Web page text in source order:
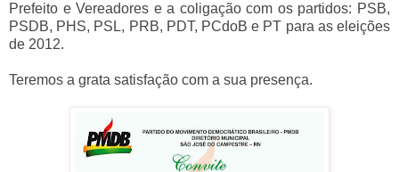
Prefeito e Vereadores e a coligação com os partidos: PSB,
PSDB, PHS, PSL, PRB, PDT, PCdoB e PT para as eleições
de 2012.
Teremos a grata satisfação com a sua presença.